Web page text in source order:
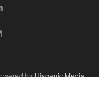
byHispanic Media,